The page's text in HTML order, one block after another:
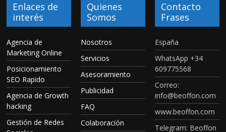
Enlaces de
interés
Agencia de
Marketing Online
Posicionamiento
SEO Rapido
Agencia de Growth
hacking
Gestión de Redes
Quienes
Somos
Nosotros
Servicios
Asesoramiento
Publicidad
FAQ
Colaboración
Contacto
Frases
España
WhatsApp +34
609775568
Correo:
info@beoffon.com
www.beoffon.com
Telegram: Beoffon